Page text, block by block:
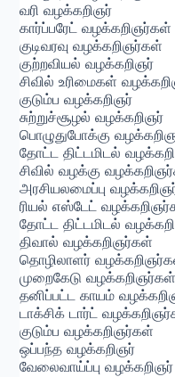
வரி வழக்கறிஞர்
கார்ப்பரேட் வழக்கறிஞர்கள்
குடிவரவு வழக்கறிஞர்கள்
குற்றவியல் வழக்கறிஞர்
சிவில் உரிமைகள்
குடும்ப வழக்கறிஞர்
சுற்றுச்சூழல் வழக்கறிஞர்
பொழுதுபோக்கு
தோட்ட திட்டமிடல்
சிவில் வழக்கு
அரசியலமைப்பு
ரியல் எஸ்டேட்
தோட்ட திட்டமிடல்
திவால் வழக்கறிஞர்கள்
தொழிலாளர்
முறைகேடு வழக்கறிஞர்கள்
தனிப்பட்ட காயம்
டாக்சிக் டார்ட்
குடும்ப வழக்கறிஞர்கள்
ஒப்பந்த வழக்கறிஞர்
வேலைவாய்ப்பு வழக்கறிஞர்